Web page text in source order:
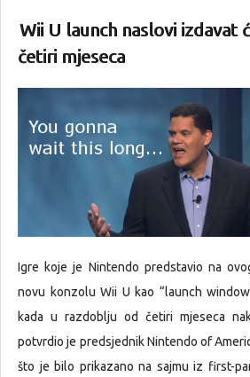
Wii U launch naslovi izdavat
četiri mjeseca
Igre koje je Nintendo predstavio na
novu konzolu Wii U kao “launch
kada u razdoblju od četiri mjeseca
potvrdio je predsjednik Nintendo of
što je bilo prikazano na sajmu iz first-